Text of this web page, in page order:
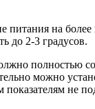
питания на
до 2-3 градусов.
полностью
можно
не